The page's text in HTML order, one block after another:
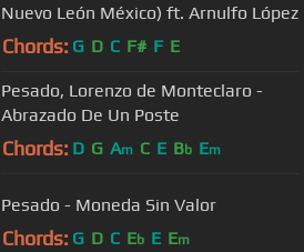
Nuevo León México) ft. Arnulfo López
Chords: G D C F# F E
Pesado, Lorenzo de Monteclaro -
Abrazado De Un Poste
Chords: D G Am C E Bb Em
Pesado - Moneda Sin Valor
Chords: G D C Eb E Em